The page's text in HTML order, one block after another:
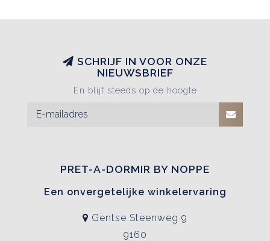
SCHRIJF IN VOOR ONZE
NIEUWSBRIEF
En blijf steeds op de hoogte
PRET-A-DORMIR BY NOPPE
Een onvergetelijke winkelervaring
Gentse Steenweg 9
9160